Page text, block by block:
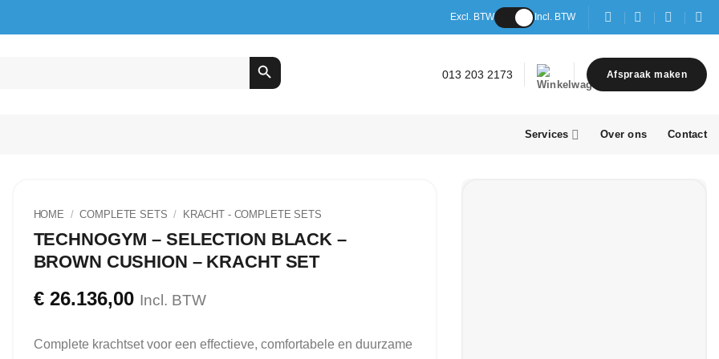
Excl. BTW Incl. BTW
013 203 2173 Afspraak maken
Services Over ons Contact
HOME / COMPLETE SETS / ⁠KRACHT - COMPLETE SETS
TECHNOGYM – SELECTION BLACK –
BROWN CUSHION – KRACHT SET
€26.136,00 Incl. BTW
Complete krachtset voor een effectieve, comfortabele en duurzame